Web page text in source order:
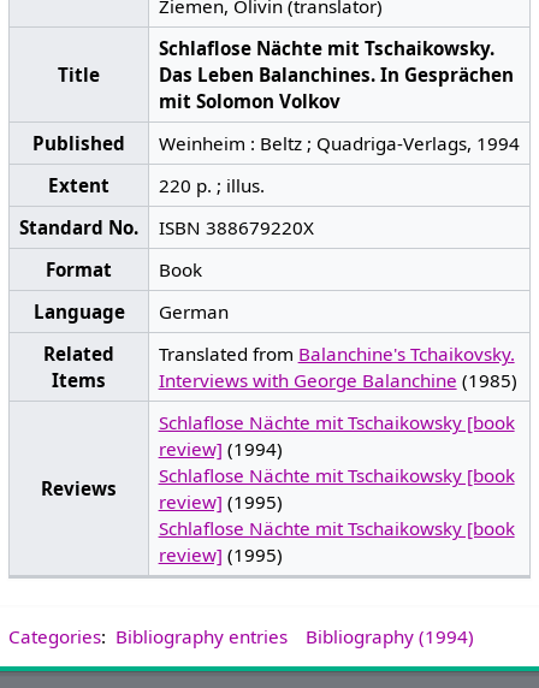
Ziemen, Olivin (translator)
Title
Schlaflose Nächte mit Tschaikowsky.
Das Leben Balanchines. In Gesprächen
mit Solomon Volkov
Published
Weinheim : Beltz ; Quadriga-Verlags, 1994
Extent
220 p. ; illus.
Standard No.
ISBN 388679220X
Format
Book
Language
German
Related
Items
Translated from Balanchine's Tchaikovsky.
Interviews with George Balanchine (1985)
Reviews
Schlaflose Nächte mit Tschaikowsky [book
review] (1994)
Schlaflose Nächte mit Tschaikowsky [book
review] (1995)
Schlaflose Nächte mit Tschaikowsky [book
review] (1995)
Categories: Bibliography entries Bibliography (1994)